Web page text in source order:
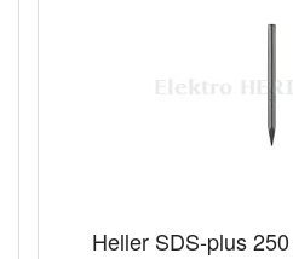
Heller SDS-plus